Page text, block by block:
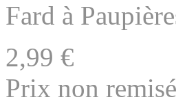
Fard à
2,99 €
Prix non